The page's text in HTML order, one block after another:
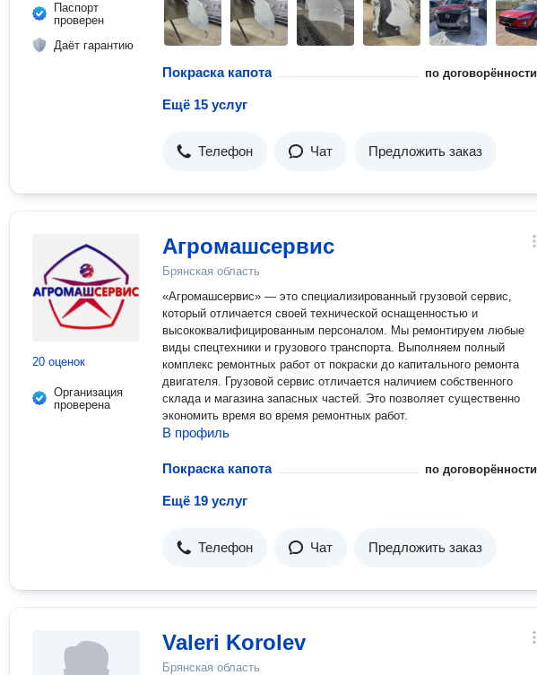
Паспорт
проверен
Даёт гарантию
Покраска капота по договорённости
Ещё 15 услуг
Телефон Чат Предложить заказ
20 оценок
Организация
проверена
Агромашсервис
Брянская область
«Агромашсервис» — это специализированный грузовой сервис,
который отличается своей технической оснащенностью и
высококвалифицированным персоналом. Мы ремонтируем любые
виды спецтехники и грузового транспорта. Выполняем полный
комплекс ремонтных работ от покраски до капитального ремонта
двигателя. Грузовой сервис отличается наличием собственного
склада и магазина запасных частей. Это позволяет существенно
экономить время во время ремонтных работ.
В профиль
Покраска капота по договорённости
Ещё 19 услуг
Телефон Чат Предложить заказ
Valeri Korolev
Брянская область